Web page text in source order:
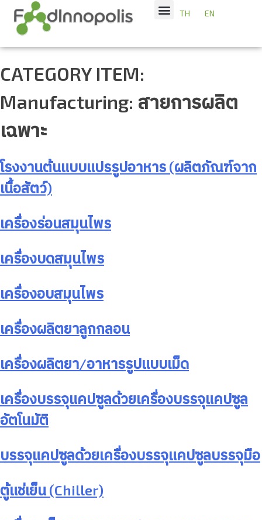
TH EN
CATEGORY ITEM:
Manufacturing: สายการผลิต
เฉพาะ
โรงงานต้นแบบแปรรูปอาหาร (ผลิตภัณฑ์จาก
เนื้อสัตว์)
เครื่องร่อนสมุนไพร
เครื่องบดสมุนไพร
เครื่องอบสมุนไพร
เครื่องผลิตยาลูกกลอน
เครื่องผลิตยา/อาหารรูปแบบเม็ด
เครื่องบรรจุแคปซูลด้วยเครื่องบรรจุแคปซูล
อัตโนมัติ
บรรจุแคปซูลด้วยเครื่องบรรจุแคปซูลบรรจุมือ
ตู้แช่เย็น (Chiller)